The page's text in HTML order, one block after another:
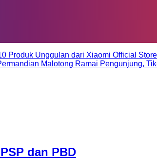
Produk Unggulan dari Xiaomi Official
Malotong Ramai Pengunjung,
dan PBD